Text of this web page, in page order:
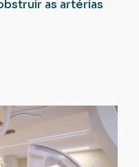
as artérias